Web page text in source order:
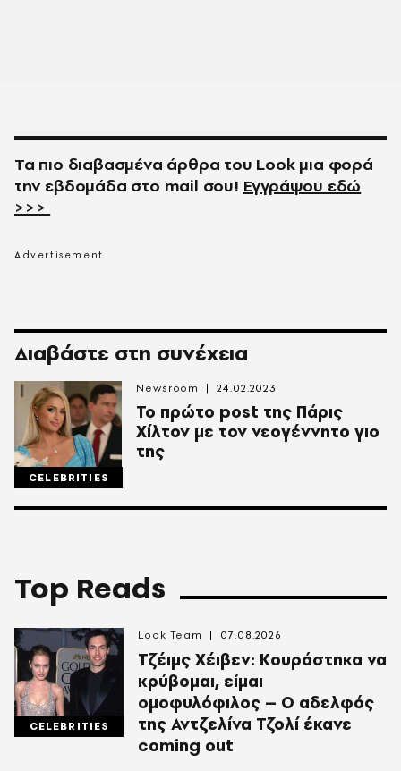
Τα πιο διαβασμένα άρθρα του Look μια φορά
την εβδομάδα στο mail σου! Εγγράψου εδώ
>>>
Διαβάστε στη συνέχεια
CELEBRITIES
Το πρώτο post της Πάρις
Χίλτον με τον νεογέννητο γιο
της
Newsroom 24.02.2023
Top Reads
CELEBRITIES
Τζέιμς Χέιβεν: Κουράστηκα να
κρύβομαι, είμαι
ομοφυλόφιλος – Ο αδελφός
της Αντζελίνα Τζολί έκανε
coming out
Look Team 07.08.2026